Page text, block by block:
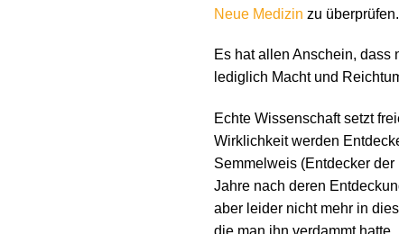
Neue Medizin zu überprüfen.
Es hat allen Anschein, dass
lediglich Macht und
Echte Wissenschaft setzt
Wirklichkeit werden
Semmelweis (Entdecker
Jahre nach deren
aber leider nicht mehr in